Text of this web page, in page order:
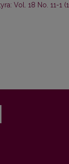
Vol. 18 No. 11-1